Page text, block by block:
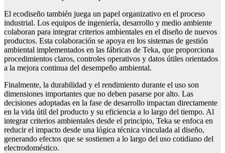
El ecodiseño también juega un papel organizativo en el proceso
industrial. Los equipos de ingeniería, desarrollo y medio ambiente
colaboran para integrar criterios ambientales en el diseño de nuevos
productos. Esta colaboración se apoya en los sistemas de gestión
ambiental implementados en las fábricas de Teka, que proporciona
procedimientos claros, controles operativos y datos útiles orientados
a la mejora continua del desempeño ambiental.
Finalmente, la durabilidad y el rendimiento durante el uso son
dimensiones importantes que no deben pasarse por alto. Las
decisiones adoptadas en la fase de desarrollo impactan directamente
en la vida útil del producto y su eficiencia a lo largo del tiempo. Al
integrar criterios ambientales desde el principio, Teka se enfoca en
reducir el impacto desde una lógica técnica vinculada al diseño,
generando efectos que se sostienen a lo largo del uso cotidiano del
electrodoméstico.